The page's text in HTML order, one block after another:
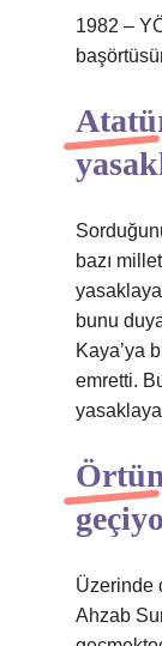
1982 –
bazı
bunu
Kaya’ya
emretti.
Üzerinde
Ahzab